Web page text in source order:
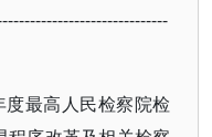
最高人民检察院检